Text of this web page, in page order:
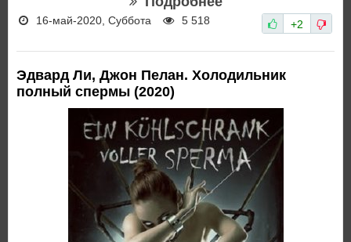
16-май-2020, Суббота 5 518 +2
Эдвард Ли, Джон Пелан. Холодильник
полный спермы (2020)